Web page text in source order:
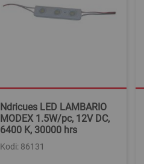
Ndricues LED LAMBARIO
MODEX 1.5W/pc, 12V DC,
6400 K, 30000 hrs
Kodi: 86131